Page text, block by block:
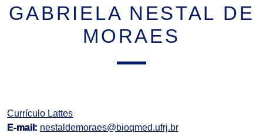
GABRIELA NESTAL DE
MORAES
Currículo Lattes
E-mail: nestaldemoraes@bioqmed.ufrj.br